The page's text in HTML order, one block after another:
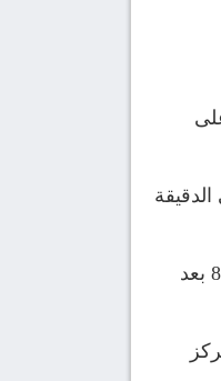
على
الدقيقة
وفي الدقيقة 71 قلص عثمان ديمبيلي النتيجة لصالح باريس سان جيرمان برأسية، فيما سجل بريل إيمبولو هدف ثالث لصالح رين في الدقيقة 81 بعد
إلى 34 نقطة في المركز